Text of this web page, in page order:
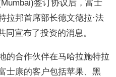
签订协议后，富士
拉邦首席部长德文德拉·法
同宣布了投资的消息。
的合作伙伴在马哈拉施特拉
士康的客户包括苹果、黑